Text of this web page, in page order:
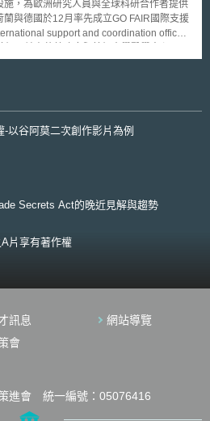
外，面對全國性公共安全寬頻網路部署
「緊急救難管理局」(First Network
路之開發規劃。在FirstNet尚未成立之前，
safety broadband network)之期望，FCC
備之專業度，以及各聯邦機構是否充分的
，為歐洲研究人員與全球科研合作者提供
與德國於12月率先成立GO FAIR國際支援
support and coordination office,
出資設立。 該辦公室之成立
、共同使用(Interoperable)和可重
越國界，開放目前科研領域現有的研究
放科學雲以及全力支援GO FAIR計畫之企
踐網絡(GO FAIR Implementation
要之角色為提供建言，而非幫助GO FAIR
標，並協助處理行政上之相關議題。
以谷阿莫二次創作影片為例
Secrets Act的晚近見解與趨勢
片享有著作權
訊息
網站導覽
會
進會 統一編號：05076416